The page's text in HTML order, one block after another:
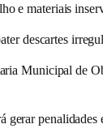
e materiais
descartes
Municipal